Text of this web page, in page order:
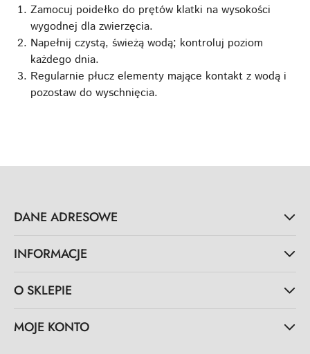
Zamocuj poidełko do prętów klatki na wysokości
wygodnej dla zwierzęcia.
Napełnij czystą, świeżą wodą; kontroluj poziom
każdego dnia.
Regularnie płucz elementy mające kontakt z wodą i
pozostaw do wyschnięcia.
DANE ADRESOWE
INFORMACJE
O SKLEPIE
MOJE KONTO